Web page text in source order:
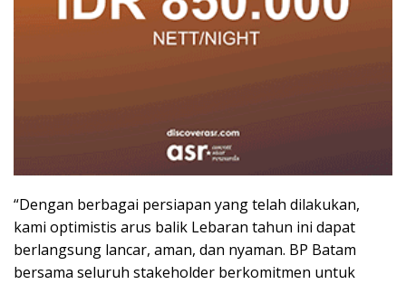
“Dengan berbagai persiapan yang telah dilakukan,
kami optimistis arus balik Lebaran tahun ini dapat
berlangsung lancar, aman, dan nyaman. BP Batam
bersama seluruh stakeholder berkomitmen untuk